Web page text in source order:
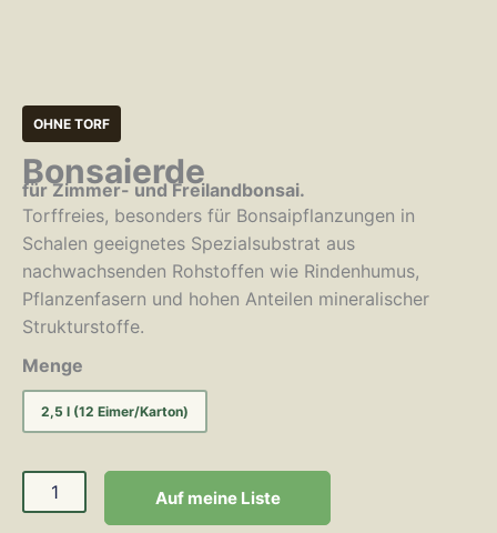
OHNE TORF
Bonsaierde
für Zimmer- und Freilandbonsai.
Torffreies, besonders für Bonsaipflanzungen in
Schalen geeignetes Spezialsubstrat aus
nachwachsenden Rohstoffen wie Rindenhumus,
Pflanzenfasern und hohen Anteilen mineralischer
Strukturstoffe.
Menge
2,5 l (12 Eimer/Karton)
Auf meine Liste